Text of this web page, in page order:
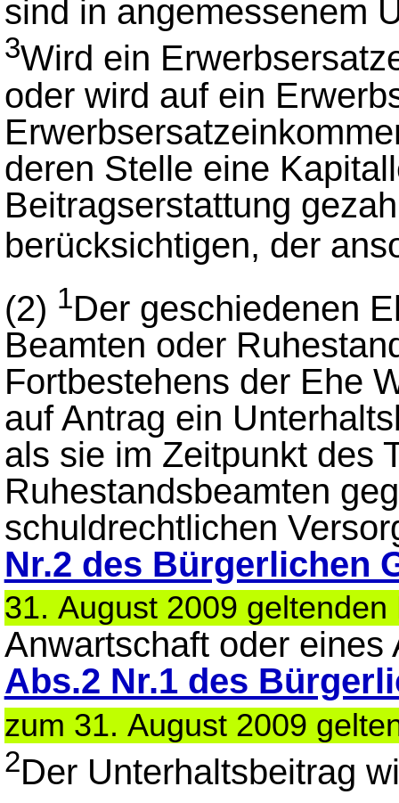
sind in angemessenem
3Wird ein
oder wird auf ein
deren Stelle eine
Beitragserstattung
berücksichtigen, der
(2) 1Der geschiedenen
Beamten oder
Fortbestehens der Ehe
auf Antrag ein
als sie im Zeitpunkt des
Ruhestandsbeamten
schuldrechtlichen
Nr.2 des Bürgerlichen
31. August 2009 geltenden
Anwartschaft oder
Abs.2 Nr.1 des
zum 31. August 2009
2Der Unterhaltsbeitrag